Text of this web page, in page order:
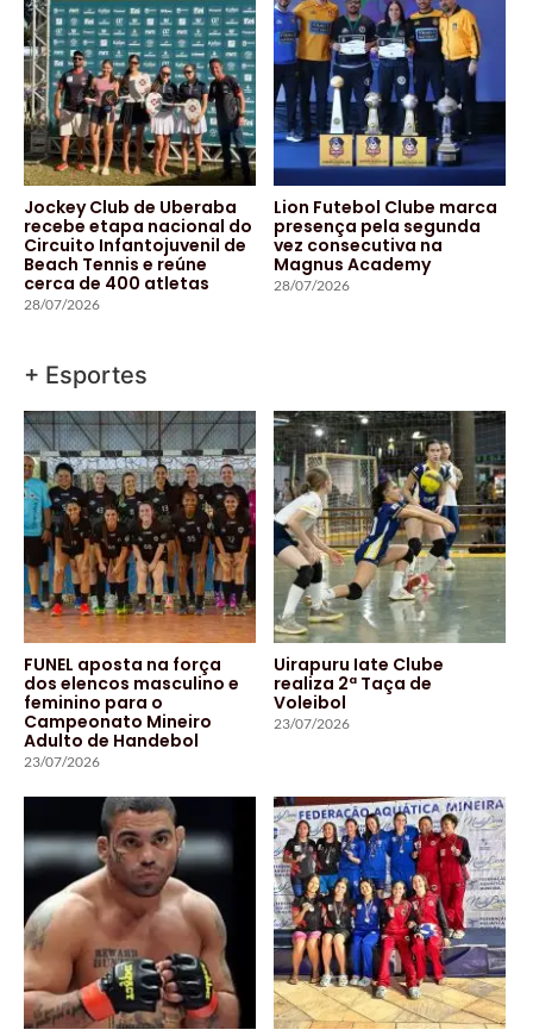
Jockey Club de Uberaba
recebe etapa nacional do
Circuito Infantojuvenil de
Beach Tennis e reúne
cerca de 400 atletas
28/07/2026
Lion Futebol Clube marca
presença pela segunda
vez consecutiva na
Magnus Academy
28/07/2026
+ Esportes
FUNEL aposta na força
dos elencos masculino e
feminino para o
Campeonato Mineiro
Adulto de Handebol
23/07/2026
Uirapuru Iate Clube
realiza 2ª Taça de
Voleibol
23/07/2026